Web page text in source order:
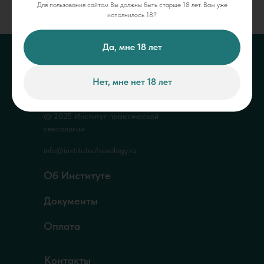
Для пользования сайтом Вы должны быть старше 18 лет. Вам уже
исполнилось 18?
Да, мне 18 лет
Нет, мне нет 18 лет
Контакты
Оплата
Документы
Об Институте
info@instituteofsexology.ru
© 2025 Институт практической
сексологии